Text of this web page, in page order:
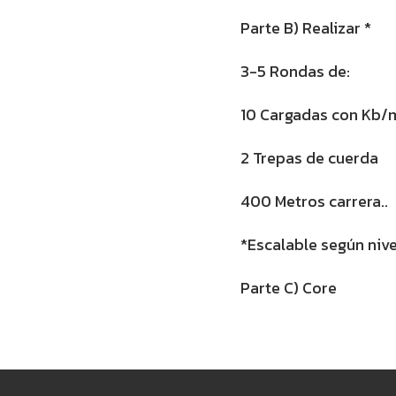
Parte B) Realizar *
3-5 Rondas de:
10 Cargadas con Kb/
2 Trepas de cuerda
400 Metros carrera..
*Escalable según
Parte C) Core